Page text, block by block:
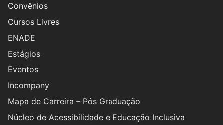
Convênios
Cursos Livres
ENADE
Estágios
Eventos
Incompany
Mapa de Carreira – Pós Graduação
Núcleo de Acessibilidade e Educação Inclusiva